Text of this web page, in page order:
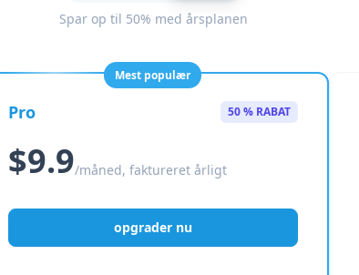
Spar op til 50% med årsplanen
Mest populær
Pro 50 % RABAT
$9.9/måned, faktureret årligt
opgrader nu